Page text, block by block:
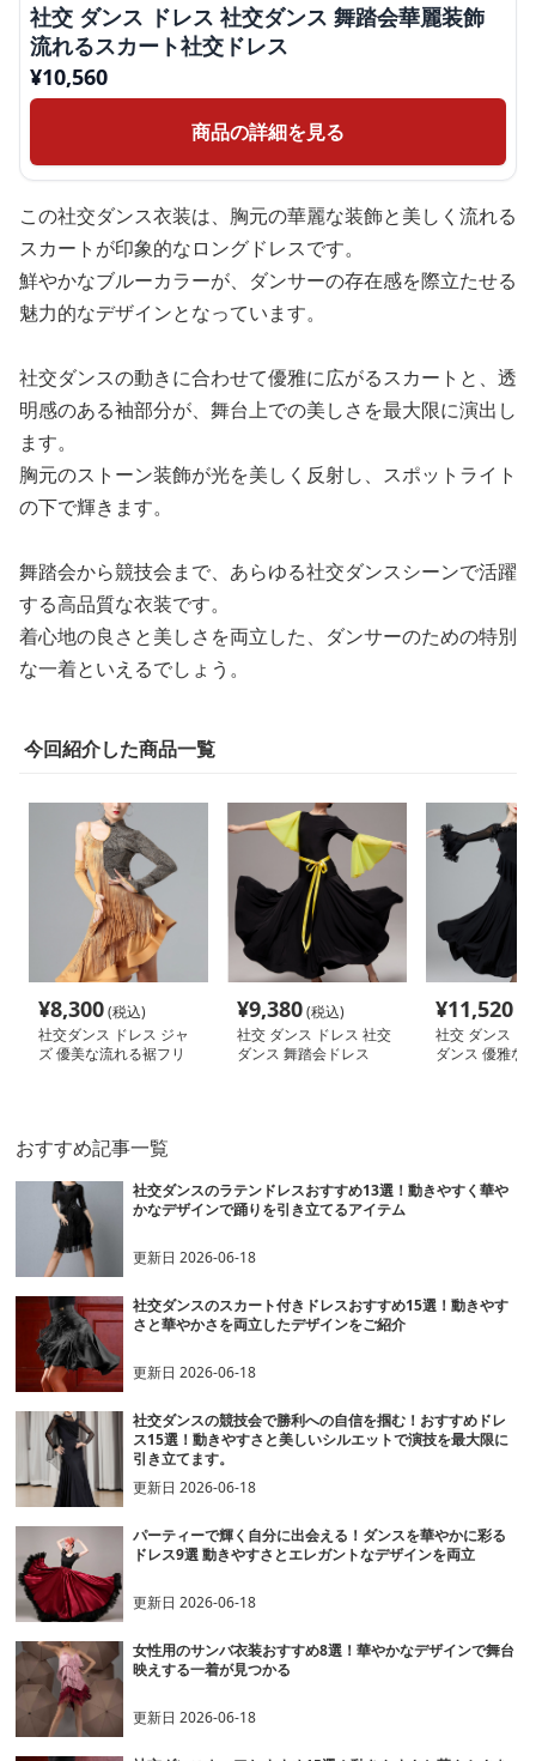
社交 ダンス ドレス 社交ダンス 舞踏会華麗装飾
流れるスカート社交ドレス
¥10,560
商品の詳細を見る
この社交ダンス衣装は、胸元の華麗な装飾と美しく流れる
スカートが印象的なロングドレスです。
鮮やかなブルーカラーが、ダンサーの存在感を際立たせる
魅力的なデザインとなっています。
社交ダンスの動きに合わせて優雅に広がるスカートと、透
明感のある袖部分が、舞台上での美しさを最大限に演出し
ます。
胸元のストーン装飾が光を美しく反射し、スポットライト
の下で輝きます。
舞踏会から競技会まで、あらゆる社交ダンスシーンで活躍
する高品質な衣装です。
着心地の良さと美しさを両立した、ダンサーのための特別
な一着といえるでしょう。
今回紹介した商品一覧
¥8,300(税込)
社交ダンス ドレス ジャ
ズ 優美な流れる裾フリ
¥9,380(税込)
社交 ダンス ドレス 社交
ダンス 舞踏会ドレス
¥11,520
社交 ダンス ド
ダンス 優雅な
おすすめ記事一覧
社交ダンスのラテンドレスおすすめ13選！動きやすく華や
かなデザインで踊りを引き立てるアイテム
更新日2026-06-18
社交ダンスのスカート付きドレスおすすめ15選！動きやす
さと華やかさを両立したデザインをご紹介
更新日2026-06-18
社交ダンスの競技会で勝利への自信を掴む！おすすめドレ
ス15選！動きやすさと美しいシルエットで演技を最大限に
引き立てます。
更新日2026-06-18
パーティーで輝く自分に出会える！ダンスを華やかに彩る
ドレス9選 動きやすさとエレガントなデザインを両立
更新日2026-06-18
女性用のサンバ衣装おすすめ8選！華やかなデザインで舞台
映えする一着が見つかる
更新日2026-06-18